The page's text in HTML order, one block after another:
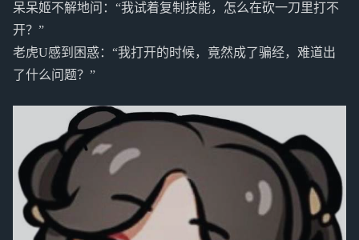
呆呆姬不解地问：“我试着复制技能，怎么在砍一刀里打不
开？”
老虎U感到困惑：“我打开的时候，竟然成了骗经，难道出
了什么问题？”